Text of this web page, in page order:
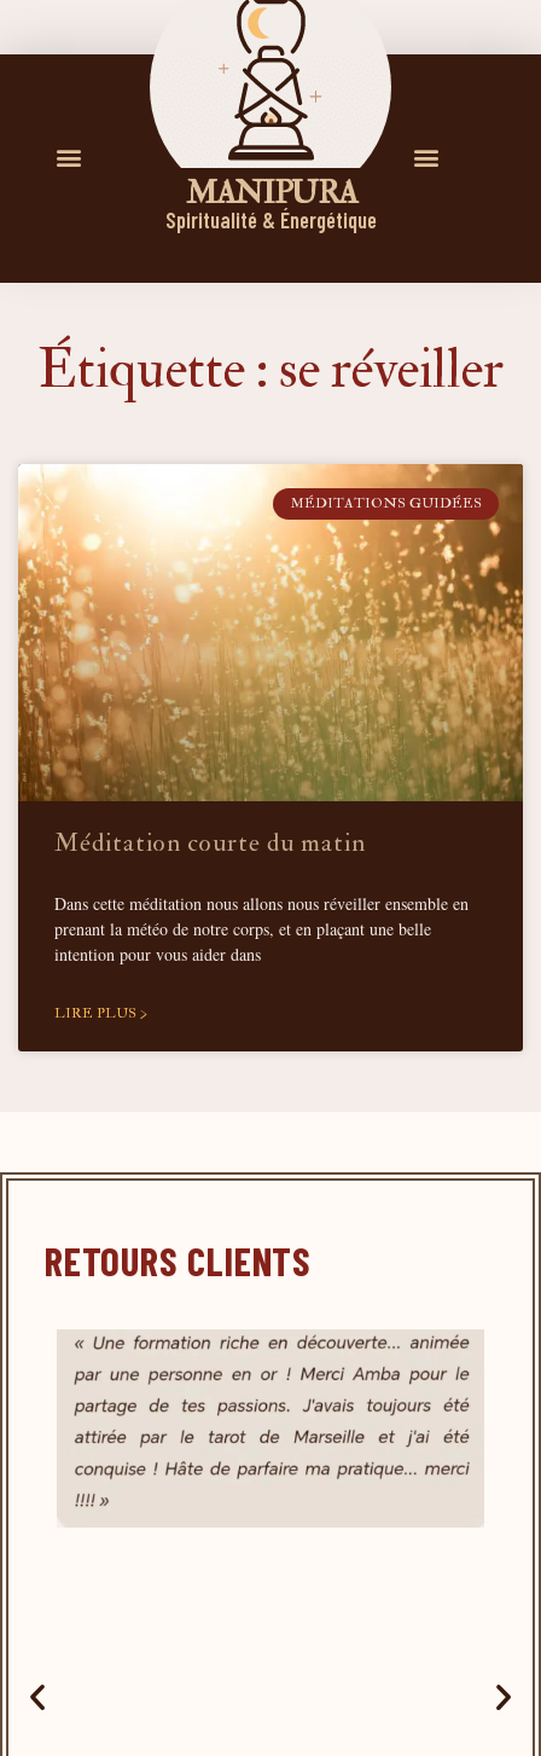
M A N I P U R A
Spiritualité & Énergétique
Étiquette : se réveiller
MÉDITATIONS GUIDÉES
Méditation courte du matin
Dans cette méditation nous allons nous réveiller ensemble en
prenant la météo de notre corps, et en plaçant une belle
intention pour vous aider dans
LIRE PLUS >
RETOURS CLIENTS